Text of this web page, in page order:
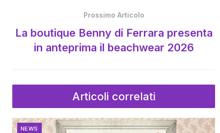
Prossimo Articolo
La boutique Benny di Ferrara presenta
in anteprima il beachwear 2026
Articoli correlati
NEWS